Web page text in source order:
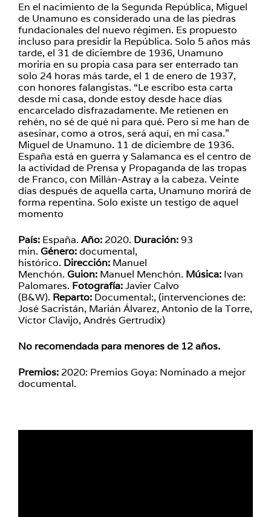
En el nacimiento de la Segunda República, Miguel
de Unamuno es considerado una de las piedras
fundacionales del nuevo régimen. Es propuesto
incluso para presidir la República. Solo 5 años más
tarde, el 31 de diciembre de 1936, Unamuno
moriría en su propia casa para ser enterrado tan
solo 24 horas más tarde, el 1 de enero de 1937,
con honores falangistas. “Le escribo esta carta
desde mi casa, donde estoy desde hace días
encarcelado disfrazadamente. Me retienen en
rehén, no sé de qué ni para qué. Pero si me han de
asesinar, como a otros, será aquí, en mi casa.”
Miguel de Unamuno. 11 de diciembre de 1936.
España está en guerra y Salamanca es el centro de
la actividad de Prensa y Propaganda de las tropas
de Franco, con Millán-Astray a la cabeza. Veinte
días después de aquella carta, Unamuno morirá de
forma repentina. Solo existe un testigo de aquel
momento
País: España. Año: 2020. Duración:93
min. Género:documental,
histórico. Dirección: Manuel
Menchón. Guion: Manuel Menchón. Música: Ivan
Palomares. Fotografía:Javier Calvo
(B&W). Reparto: Documental:, (intervenciones de:
José Sacristán, Marián Álvarez, Antonio de la Torre,
Víctor Clavijo, Andrés Gertrudix)
No recomendada para menores de 12 años.
Premios: 2020: Premios Goya: Nominado a mejor
documental.